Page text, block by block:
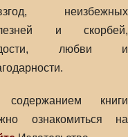
неизбежных
и скорбей,
любви и
книги
ознакомиться на